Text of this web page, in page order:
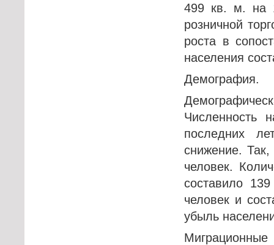
499 кв. м. на
розничной
роста в
населения
Демография.
Численность
последних
снижение.
человек.
составило
человек и
убыль